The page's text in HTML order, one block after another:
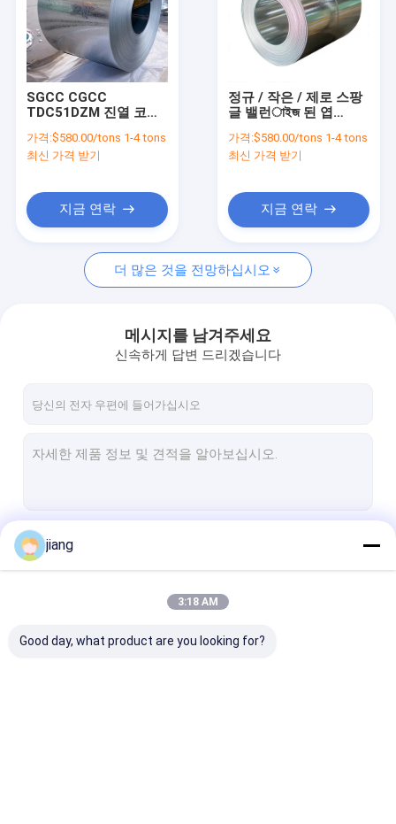
회사 소개
공장 투어
품질 관리
뉴스
견적 요청
아연 도금 코일 시트
열간압연 코일판
냉간 압연 강판 코일 시트
구리 제품
앵글 스틸
SGCC CGCC
TDC51DZM 진열 코일
디프 진열 코일
가격:$580.00/tons 1-4 tons
최신 가격 받기
지금 연락
정규 / 작은 / 제로 스팡
글 밸런াইজ 된 엽
30 32 가이드
가격:$580.00/tons 1-4 tons
최신 가격 받기
지금 연락
더 많은 것을 전망하십시오
메시지를 남겨주세요
신속하게 답변 드리겠습니다
jiang
3:18 AM
Good day, what product are you looking for?